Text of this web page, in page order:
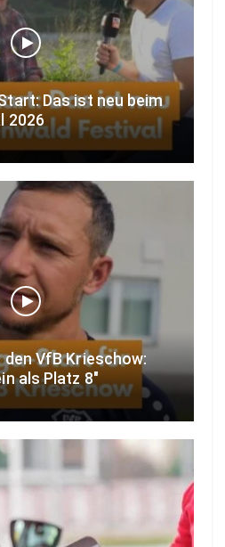
Das ist neu beim
2026
VfB Krieschow:
als Platz 8″